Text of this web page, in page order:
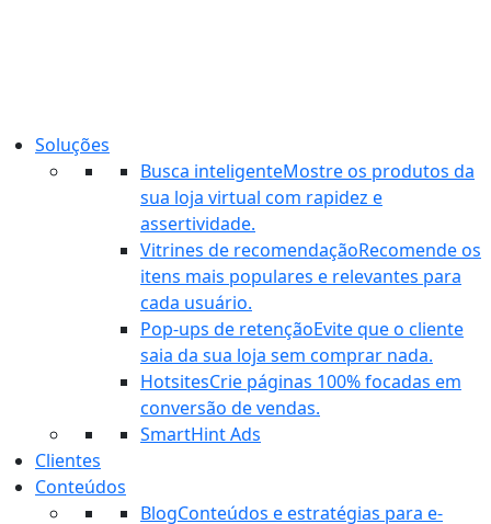
Soluções
Busca inteligenteMostre os produtos da
sua loja virtual com rapidez e
assertividade.
Vitrines de recomendaçãoRecomende os
itens mais populares e relevantes para
cada usuário.
Pop-ups de retençãoEvite que o cliente
saia da sua loja sem comprar nada.
HotsitesCrie páginas 100% focadas em
conversão de vendas.
SmartHint Ads
Clientes
Conteúdos
BlogConteúdos e estratégias para e-